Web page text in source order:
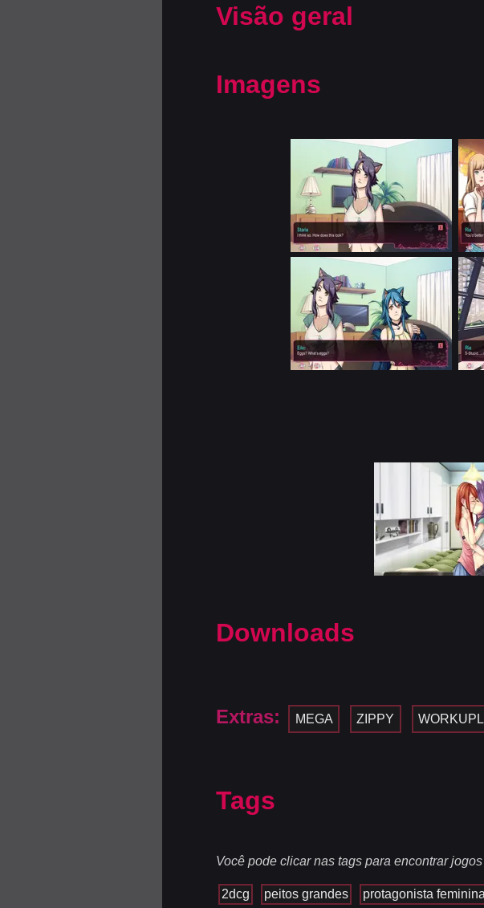
Visão geral
Imagens
Downloads
Extras: MEGA ZIPPY
Tags
Você pode clicar nas tags para encontrar
2dcg peitos grandes protagonista feminina